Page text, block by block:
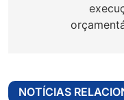
NOTÍCIAS